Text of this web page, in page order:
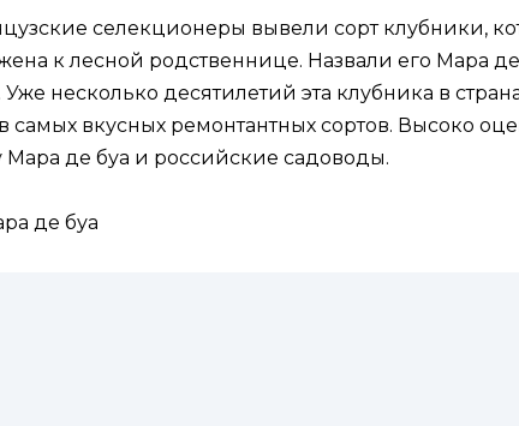
селекционеры вывели сорт клубники,
к лесной родственнице. Назвали его Мара де
Уже несколько десятилетий эта клубника в
самых вкусных ремонтантных сортов. Высоко
де буа и российские садоводы.